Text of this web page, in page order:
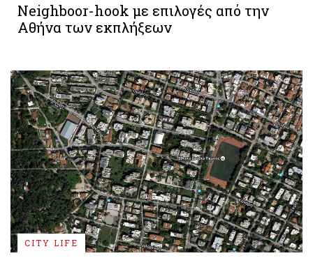
Neighboor-hook με επιλογές από την
Αθήνα των εκπλήξεων
CITY LIFE